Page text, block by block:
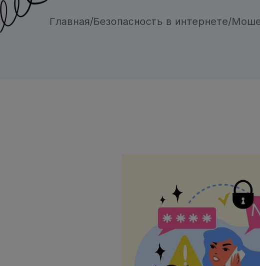
Главная/Безопасность в интернете/